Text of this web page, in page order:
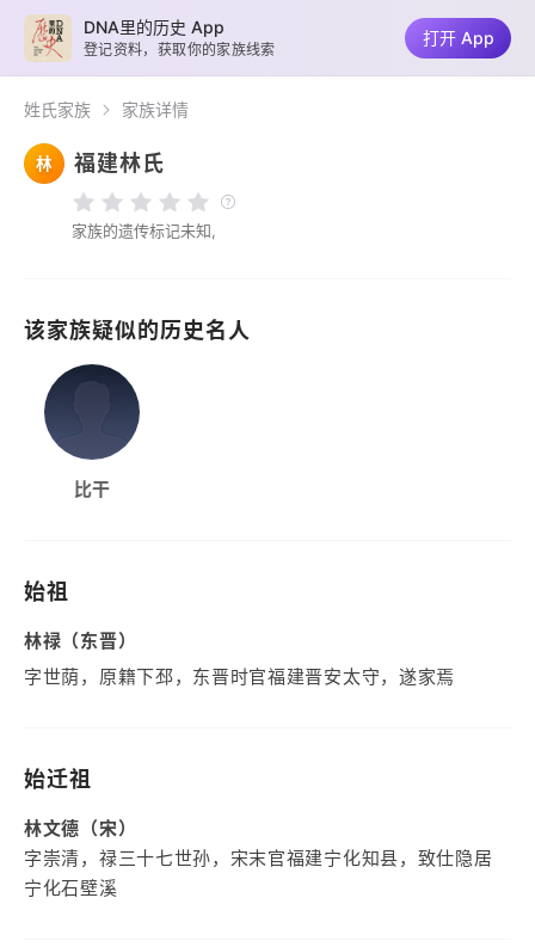
姓氏家族 家族详情
林 福建林氏
家族的遗传标记未知,
该家族疑似的历史名人
比干
始祖
林禄（东晋）
字世荫，原籍下邳，东晋时官福建晋安太守，遂家焉
始迁祖
林文德（宋）
字崇清，禄三十七世孙，宋末官福建宁化知县，致仕隐居
宁化石壁溪
DNA里的历史 App
登记资料，获取你的家族线索
打开 App